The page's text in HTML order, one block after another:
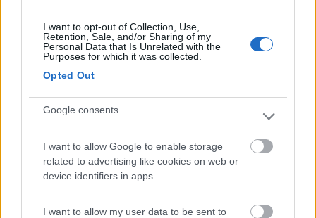
I want to opt-out of Collection, Use,
Retention, Sale, and/or Sharing of my
Personal Data that Is Unrelated with the
Purposes for which it was collected.
Opted Out
Google consents
I want to allow Google to enable storage
related to advertising like cookies on web or
device identifiers in apps.
I want to allow my user data to be sent to
Ottima area sosta, essenziale. 4 posti camper, 2
allacci 220V. Ho dato 10 perché vicina ad una area
Steu851
Confermo quanto scritto da altri, ma stalli